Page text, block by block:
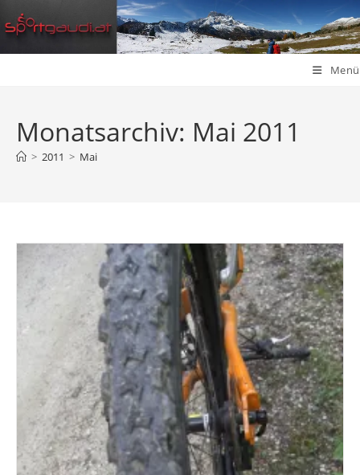
Zum
Inhalt
Menü
Monatsarchiv: Mai 2011
> 2011 > Mai